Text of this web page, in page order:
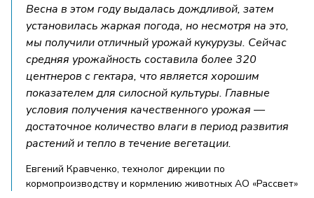
Весна в этом году выдалась дождливой, затем
установилась жаркая погода, но несмотря на это,
мы получили отличный урожай кукурузы. Сейчас
средняя урожайность составила более 320
центнеров с гектара, что является хорошим
показателем для силосной культуры. Главные
условия получения качественного урожая —
достаточное количество влаги в период развития
растений и тепло в течение вегетации.
Евгений Кравченко, технолог дирекции по
кормопроизводству и кормлению животных АО «Рассвет»